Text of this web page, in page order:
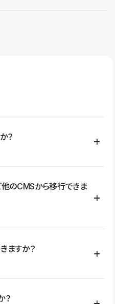
？
ト、LP、採用サイト、ブロ
舗・商品紹介サイト、ポートフ
のCMSから移行できま
ツ、URLを整理したうえで、
ます。 WordPressの場合は、
ま移行されるわけではないた
ますか？
や、複数部門での運用、権限管
？